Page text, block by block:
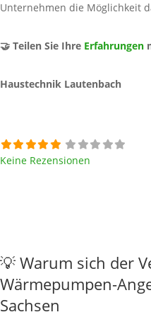
Unternehmen die Möglichkeit
🤝 Teilen Sie Ihre Erfahrungen
Haustechnik Lautenbach
Keine Rezensionen
💡 Warum sich der
Wärmepumpen-
Sachsen